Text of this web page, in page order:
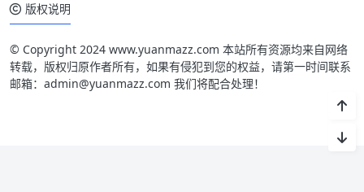
版权说明
© Copyright 2024 www.yuanmazz.com 本站所有资源均来自网络
转载，版权归原作者所有，如果有侵犯到您的权益，请第一时间联系
邮箱：admin@yuanmazz.com 我们将配合处理！